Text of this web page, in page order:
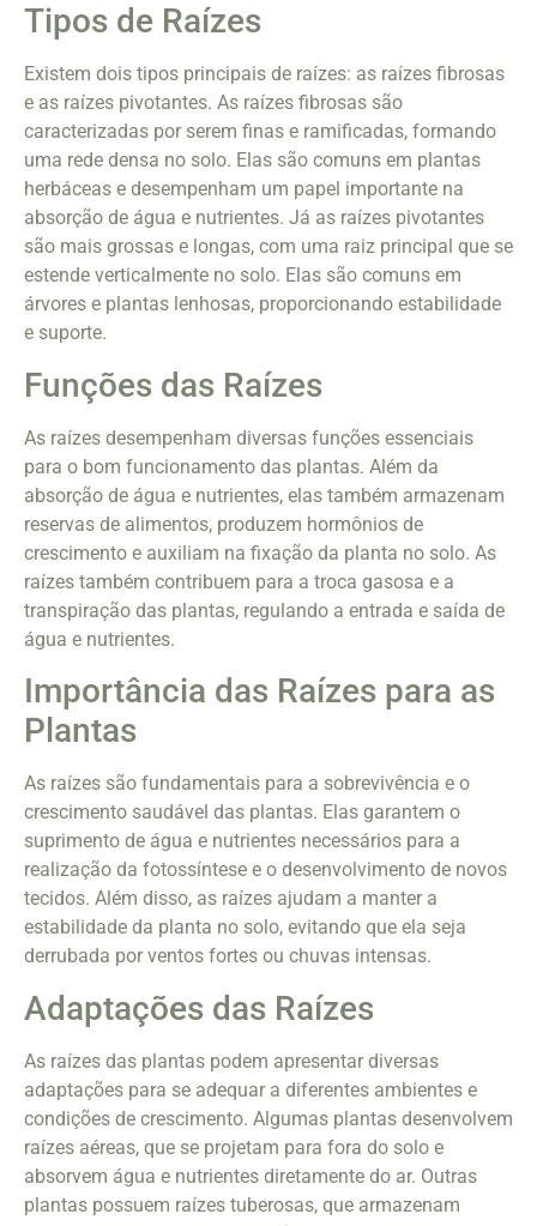
Tipos de Raízes
Existem dois tipos principais de raízes: as raízes fibrosas
e as raízes pivotantes. As raízes fibrosas são
caracterizadas por serem finas e ramificadas, formando
uma rede densa no solo. Elas são comuns em plantas
herbáceas e desempenham um papel importante na
absorção de água e nutrientes. Já as raízes pivotantes
são mais grossas e longas, com uma raiz principal que se
estende verticalmente no solo. Elas são comuns em
árvores e plantas lenhosas, proporcionando estabilidade
e suporte.
Funções das Raízes
As raízes desempenham diversas funções essenciais
para o bom funcionamento das plantas. Além da
absorção de água e nutrientes, elas também armazenam
reservas de alimentos, produzem hormônios de
crescimento e auxiliam na fixação da planta no solo. As
raízes também contribuem para a troca gasosa e a
transpiração das plantas, regulando a entrada e saída de
água e nutrientes.
Importância das Raízes para as
Plantas
As raízes são fundamentais para a sobrevivência e o
crescimento saudável das plantas. Elas garantem o
suprimento de água e nutrientes necessários para a
realização da fotossíntese e o desenvolvimento de novos
tecidos. Além disso, as raízes ajudam a manter a
estabilidade da planta no solo, evitando que ela seja
derrubada por ventos fortes ou chuvas intensas.
Adaptações das Raízes
As raízes das plantas podem apresentar diversas
adaptações para se adequar a diferentes ambientes e
condições de crescimento. Algumas plantas desenvolvem
raízes aéreas, que se projetam para fora do solo e
absorvem água e nutrientes diretamente do ar. Outras
plantas possuem raízes tuberosas, que armazenam